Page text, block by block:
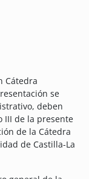
Cátedra
se
deben
III de la presente
de la Cátedra
de Castilla-La